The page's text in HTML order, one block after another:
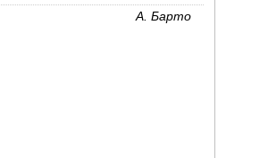
А. Барто